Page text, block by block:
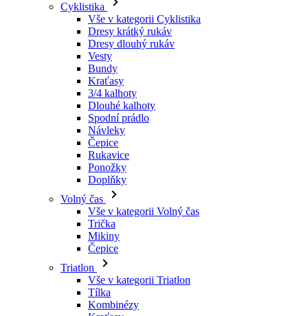
Cyklistika
Vše v kategorii Cyklistika
Dresy krátký rukáv
Dresy dlouhý rukáv
Vesty
Bundy
Kraťasy
3/4 kalhoty
Dlouhé kalhoty
Spodní prádlo
Návleky
Čepice
Rukavice
Ponožky
Doplňky
Volný čas
Vše v kategorii Volný čas
Trička
Mikiny
Čepice
Triatlon
Vše v kategorii Triatlon
Tílka
Kombinézy